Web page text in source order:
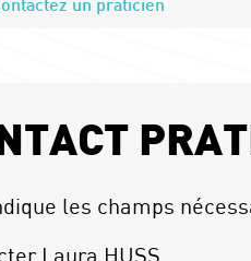
un praticien
les champs
Laura HUSS